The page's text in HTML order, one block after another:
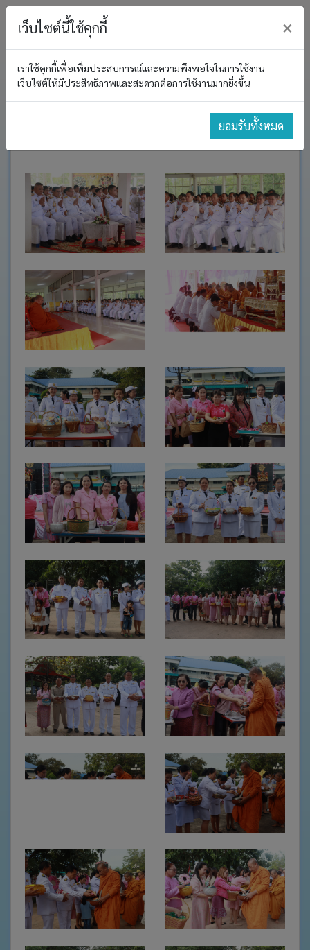
อบต. โนนค้อ
หน้า
หลัก
งาน
บริหาร
และ
พัฒนา
ทรัพยากร
อำนาจ
หน้าที่
ช่อง
ทางการ
E-
Service
การ
แสดง
ความ
คิด
เห็น
ของ
ประชาชน
กฎหมาย
เกี่ยวข้อง
ข่าว
จัด
ซื้อ
จัด
ข่าว
ประชาสัมพันธ์
ส่วน
ราชการ
งาน
กิจการ
คลัง
ภาพ
กิจกรรม
เว็บไซต์นี้ใช้คุกกี้ ×
เราใช้คุกกี้เพื่อเพิ่มประสบการณ์และความพึงพอใจในการใช้งาน
เว็บไซต์ให้มีประสิทธิภาพและสะดวกต่อการใช้งานมากยิ่งขึ้น
ยอมรับทั้งหมด